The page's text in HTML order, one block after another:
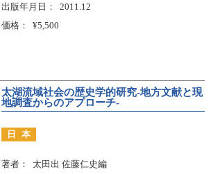
出版年月日
2011.12
価格
¥5,500
太湖流域社会の歴史学的研究-地方文献と現
地調査からのアプローチ-
日本
著者
太田出 佐藤仁史編